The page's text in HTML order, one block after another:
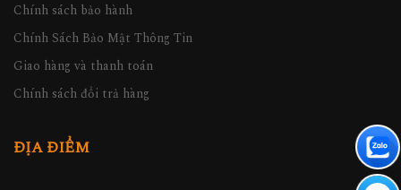
Chính sách bảo hành
Chính Sách Bảo Mật Thông Tin
Giao hàng và thanh toán
Chính sách đổi trả hàng
ĐỊA ĐIỂM